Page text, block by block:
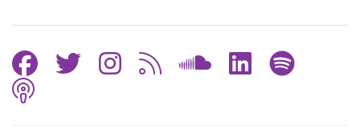
Facebook
Twitter
Instagram
RSS
Podcast